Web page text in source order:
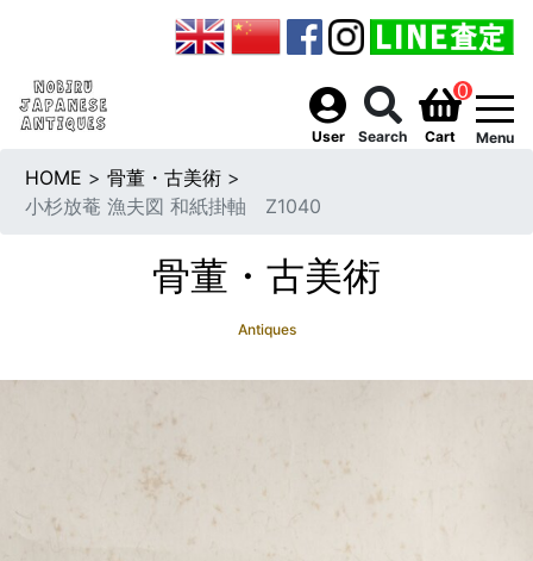
User Search
0
Cart Menu
HOME > 骨董・古美術 >
小杉放菴 漁夫図 和紙掛軸 Z1040
骨董・古美術
Antiques